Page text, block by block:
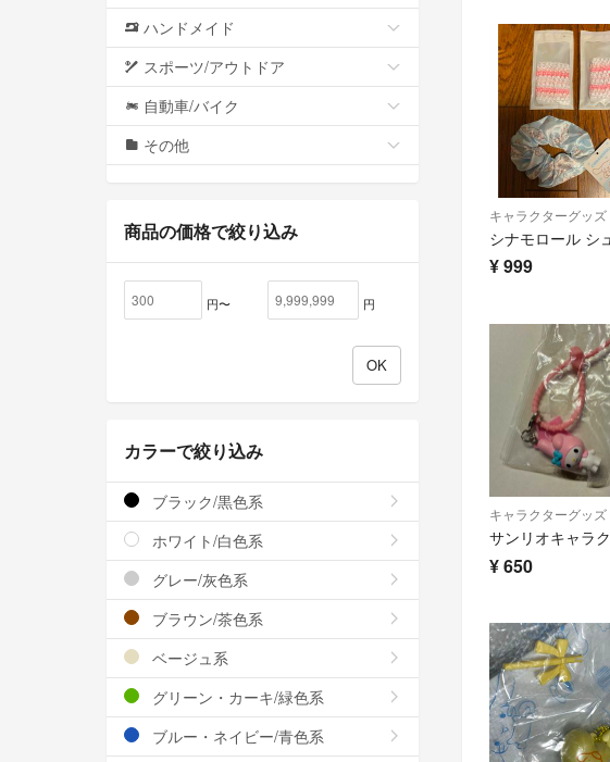
キャラクターグッズ
¥999
キャラクターグッズ
¥650
ハンドメイド
スポーツ/アウトドア
自動車/バイク
その他
商品の価格で絞り込み
円〜 円
カラーで絞り込み
ブラック/黒色系
ホワイト/白色系
グレー/灰色系
ブラウン/茶色系
ベージュ系
グリーン・カーキ/緑色系
ブルー・ネイビー/青色系